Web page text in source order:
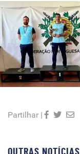
Partilhar |
OUTRAS NOTÍCIAS